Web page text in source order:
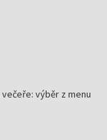
výběr z menu